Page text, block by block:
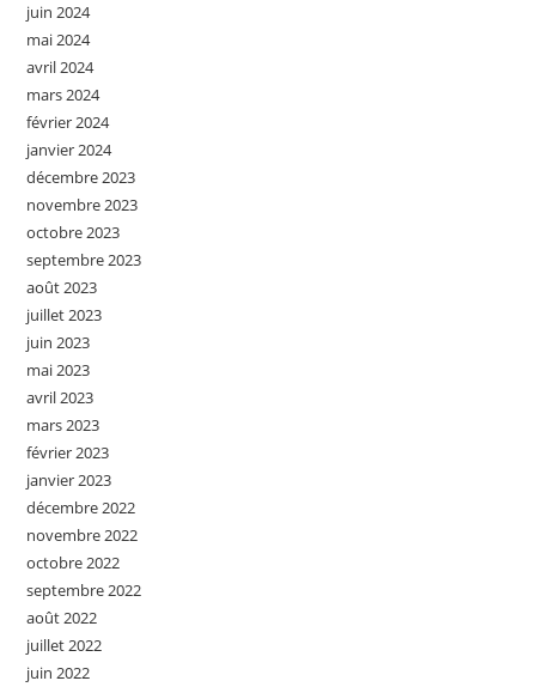
juin 2024
mai 2024
avril 2024
mars 2024
février 2024
janvier 2024
décembre 2023
novembre 2023
octobre 2023
septembre 2023
août 2023
juillet 2023
juin 2023
mai 2023
avril 2023
mars 2023
février 2023
janvier 2023
décembre 2022
novembre 2022
octobre 2022
septembre 2022
août 2022
juillet 2022
juin 2022